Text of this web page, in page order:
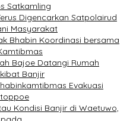
Satkamling
Digencarkan Satpolairud
Masyarakat
Bhabin Koordinasi bersama
Bajoe Datangi Rumah
Banjir
Evakuasi
Kondisi Banjir di Waetuwo,